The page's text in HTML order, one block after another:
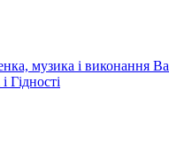
музика і виконання
Гідності